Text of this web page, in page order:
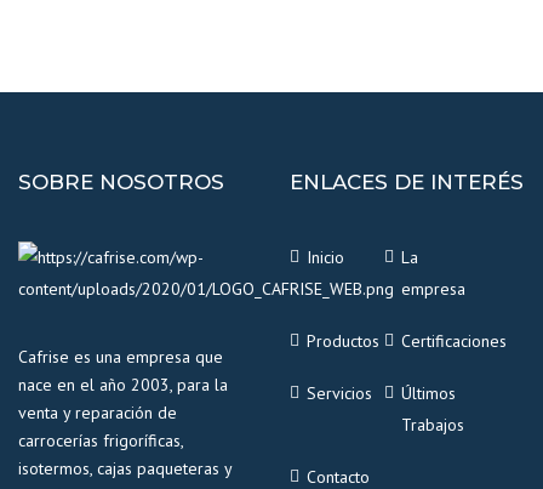
SOBRE NOSOTROS
Cafrise es una empresa que
nace en el año 2003, para la
venta y reparación de
carrocerías frigoríficas,
isotermos, cajas paqueteras y
ENLACES DE INTERÉS
Inicio
La
empresa
Productos Certificaciones
Servicios
Últimos
Trabajos
Contacto